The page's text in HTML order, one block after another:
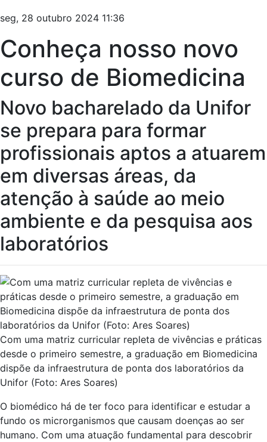
seg, 28 outubro 2024 11:36
Conheça nosso novo
curso de Biomedicina
Novo bacharelado da Unifor
se prepara para formar
profissionais aptos a atuarem
em diversas áreas, da
atenção à saúde ao meio
ambiente e da pesquisa aos
laboratórios
Com uma matriz curricular repleta de vivências e práticas
desde o primeiro semestre, a graduação em Biomedicina
dispõe da infraestrutura de ponta dos laboratórios da
Unifor (Foto: Ares Soares)
O biomédico há de ter foco para identificar e estudar a
fundo os microrganismos que causam doenças ao ser
humano. Com uma atuação fundamental para descobrir